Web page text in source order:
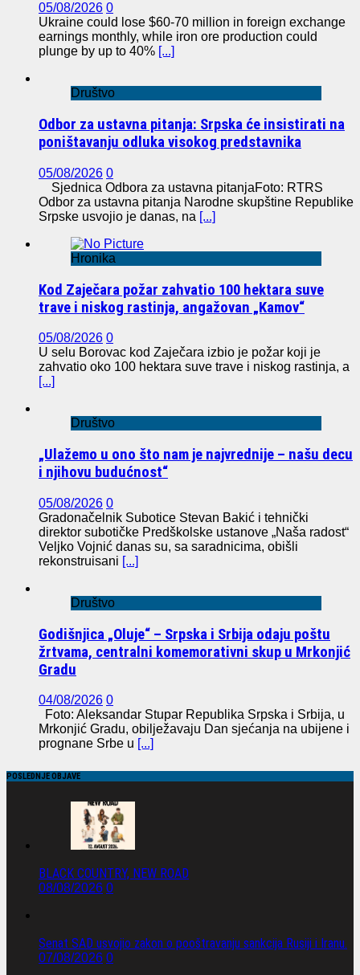
05/08/2026 0
Ukraine could lose $60-70 million in foreign exchange
earnings monthly, while iron ore production could
plunge by up to 40% [...]
Društvo
Odbor za ustavna pitanja: Srpska će insistirati na
poništavanju odluka visokog predstavnika
05/08/2026 0
Sjednica Odbora za ustavna pitanjaFoto: RTRS
Odbor za ustavna pitanja Narodne skupštine Republike
Srpske usvojio je danas, na [...]
Hronika
Kod Zaječara požar zahvatio 100 hektara suve
trave i niskog rastinja, angažovan „Kamov“
05/08/2026 0
U selu Borovac kod Zaječara izbio je požar koji je
zahvatio oko 100 hektara suve trave i niskog rastinja, a
[...]
Društvo
„Ulažemo u ono što nam je najvrednije – našu decu
i njihovu budućnost“
05/08/2026 0
Gradonačelnik Subotice Stevan Bakić i tehnički
direktor subotičke Predškolske ustanove „Naša radost“
Veljko Vojnić danas su, sa saradnicima, obišli
rekonstruisani [...]
Društvo
Godišnjica „Oluje“ – Srpska i Srbija odaju poštu
žrtvama, centralni komemorativni skup u Mrkonjić
Gradu
04/08/2026 0
Foto: Aleksandar Stupar Republika Srpska i Srbija, u
Mrkonjić Gradu, obilježavaju Dan sjećanja na ubijene i
prognane Srbe u [...]
POSLEDNJE OBJAVE
BLACK COUNTRY, NEW ROAD
08/08/2026 0
Senat SAD usvojio zakon o pooštravanju sankcija Rusiji i Iranu.
07/08/2026 0